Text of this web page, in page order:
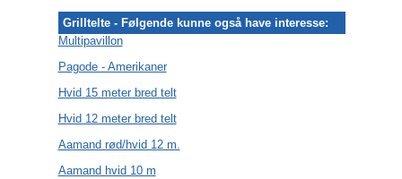
Grilltelte - Følgende kunne også have interesse:
Multipavillon
Pagode - Amerikaner
Hvid 15 meter bred telt
Hvid 12 meter bred telt
Aamand rød/hvid 12 m.
Aamand hvid 10 m